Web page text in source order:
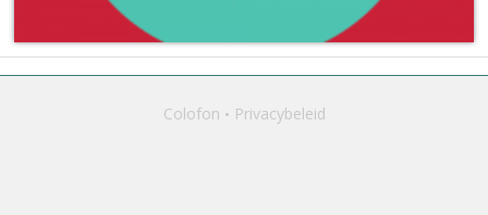
Colofon Privacybeleid